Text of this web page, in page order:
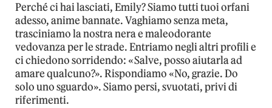
Perché ci hai lasciati, Emily? Siamo tutti tuoi orfani
adesso, anime bannate. Vaghiamo senza meta,
trasciniamo la nostra nera e maleodorante
vedovanza per le strade. Entriamo negli altri profili e
ci chiedono sorridendo: «Salve, posso aiutarla ad
amare qualcuno?». Rispondiamo «No, grazie. Do
solo uno sguardo». Siamo persi, svuotati, privi di
riferimenti.